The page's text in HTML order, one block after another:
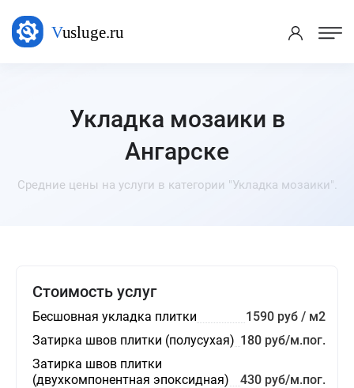
Укладка мозаики в
Ангарске
Средние цены на услуги в категории "Укладка мозаики".
Стоимость услуг
Бесшовная укладка плитки
1590 руб / м2
Затирка швов плитки (полусухая) 180 руб/м.пог.
Затирка швов плитки
(двухкомпонентная эпоксидная)
430 руб/м.пог.